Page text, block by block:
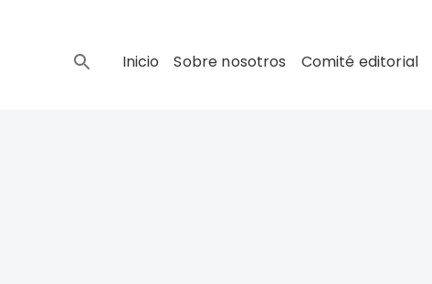
Inicio Sobre nosotros Comité editorial